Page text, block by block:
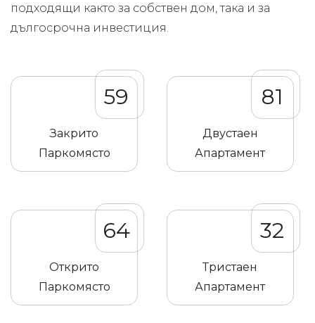
подходящи както за собствен дом, така и за
дългосрочна инвестиция.
59
Закрито
Паркомясто
81
Двустаен
Апартамент
64
Открито
Паркомясто
32
Тристаен
Апартамент